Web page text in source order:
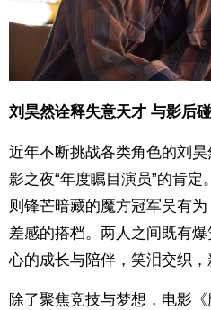
刘昊然诠释失意天才 与影后
近年不断挑战各类角色的刘
影之夜“年度瞩目演员”的肯
则锋芒暗藏的魔方冠军吴有
差感的搭档。两人之间既有
心的成长与陪伴，笑泪交织，
除了聚焦竞技与梦想，电影